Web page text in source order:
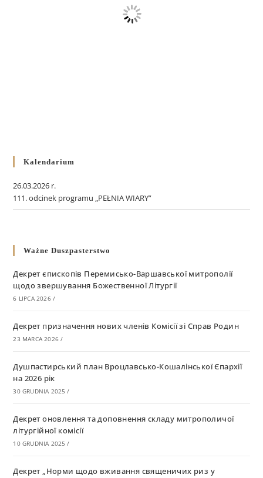
Kalendarium
26.03.2026 r.
111. odcinek programu „PEŁNIA WIARY”
Ważne Duszpasterstwo
Декрет єпископів Перемисько-Варшавської митрополії
щодо звершування Божественної Літургії
6 LIPCA 2026 /
Декрет призначення нових членів Комісії зі Справ Родин
23 MARCA 2026 /
Душпастирський план Вроцлавсько-Кошалінської Єпархії
на 2026 рік
30 GRUDNIA 2025 /
Декрет оновлення та доповнення складу митрополичої
літургійної комісії
10 GRUDNIA 2025 /
Декрет „Норми щодо вживання священичих риз у